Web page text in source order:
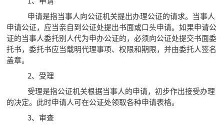
申请是指当事人向公证机关提出办理公证的请求。当事人
申请公证，应当亲自到公证处提出书面或口头申请。如果申请公
证的当事人委托别人代为申办公证的，必须向公证处提交书面委
托书，委托书应当载明代理事项、权限和期限，并由委托人签名
盖章。
2、受理
受理是指公证机关根据当事人的申请，初步作出接受办理
的决定。此时申请人可在公证处领取各种申请表格。
3、审查